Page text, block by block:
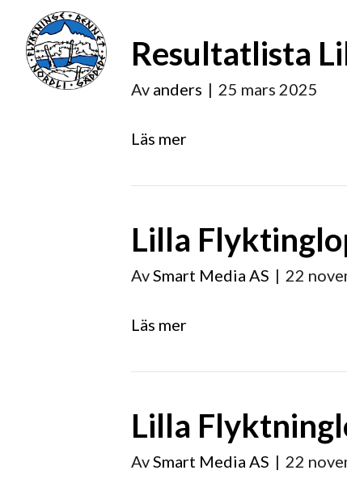
Resultatlista
Av anders | 25 mars 2025
Läs mer
Lilla
AvSmart Media AS | 22
Läs mer
Lilla
AvSmart Media AS | 22